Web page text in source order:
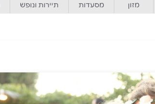
מזון מסעדות תיירות ונופש